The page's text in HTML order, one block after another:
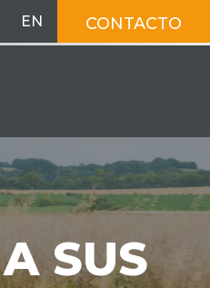
EN CONTACTO
SUS